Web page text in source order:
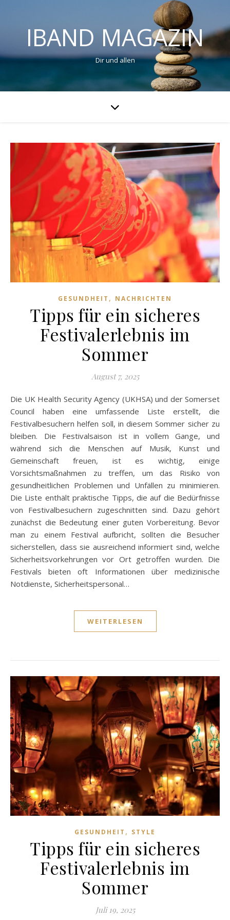
IBAND MAGAZIN
Dir und allen
GESUNDHEIT , NACHRICHTEN
Tipps für ein sicheres
Festivalerlebnis im
Sommer
August 7, 2025
Die UK Health Security Agency (UKHSA) und der Somerset
Council haben eine umfassende Liste erstellt, die
Festivalbesuchern helfen soll, in diesem Sommer sicher zu
bleiben. Die Festivalsaison ist in vollem Gange, und
während sich die Menschen auf Musik, Kunst und
Gemeinschaft freuen, ist es wichtig, einige
Vorsichtsmaßnahmen zu treffen, um das Risiko von
gesundheitlichen Problemen und Unfällen zu minimieren.
Die Liste enthält praktische Tipps, die auf die Bedürfnisse
von Festivalbesuchern zugeschnitten sind. Dazu gehört
zunächst die Bedeutung einer guten Vorbereitung. Bevor
man zu einem Festival aufbricht, sollten die Besucher
sicherstellen, dass sie ausreichend informiert sind, welche
Sicherheitsvorkehrungen vor Ort getroffen wurden. Die
Festivals bieten oft Informationen über medizinische
Notdienste, Sicherheitspersonal…
WEITERLESEN
GESUNDHEIT , STYLE
Tipps für ein sicheres
Festivalerlebnis im
Sommer
Juli 19, 2025